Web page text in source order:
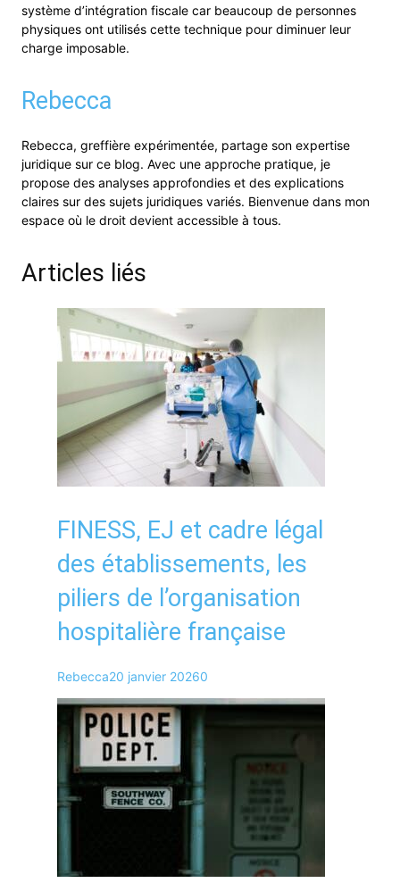
système d’intégration fiscale car beaucoup de personnes
physiques ont utilisés cette technique pour diminuer leur
charge imposable.
Rebecca
Rebecca, greffière expérimentée, partage son expertise
juridique sur ce blog. Avec une approche pratique, je
propose des analyses approfondies et des explications
claires sur des sujets juridiques variés. Bienvenue dans mon
espace où le droit devient accessible à tous.
Articles liés
FINESS, EJ et cadre légal
des établissements, les
piliers de l’organisation
hospitalière française
Rebecca20 janvier 20260